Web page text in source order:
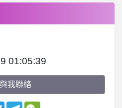
01:05:39
與我聯絡
TwitterTelegramWeChat